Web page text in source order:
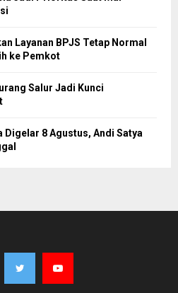
Layanan BPJS Tetap Normal
ke Pemkot
Salur Jadi Kunci
Digelar 8 Agustus, Andi Satya